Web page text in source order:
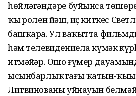
һөйләгәндәре буйынса
ҡыҙ ролен йәш, иҫ киткес
башҡара. Ул ваҡытта фильмды
һәм телевидениела күмәк
итмәйҙәр. Ошо ғүмер
ысынбарлыҡтағы ҡатын-
Литвинованы уйнауын